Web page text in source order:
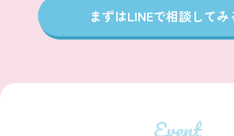
まずはLINEで相談してみ